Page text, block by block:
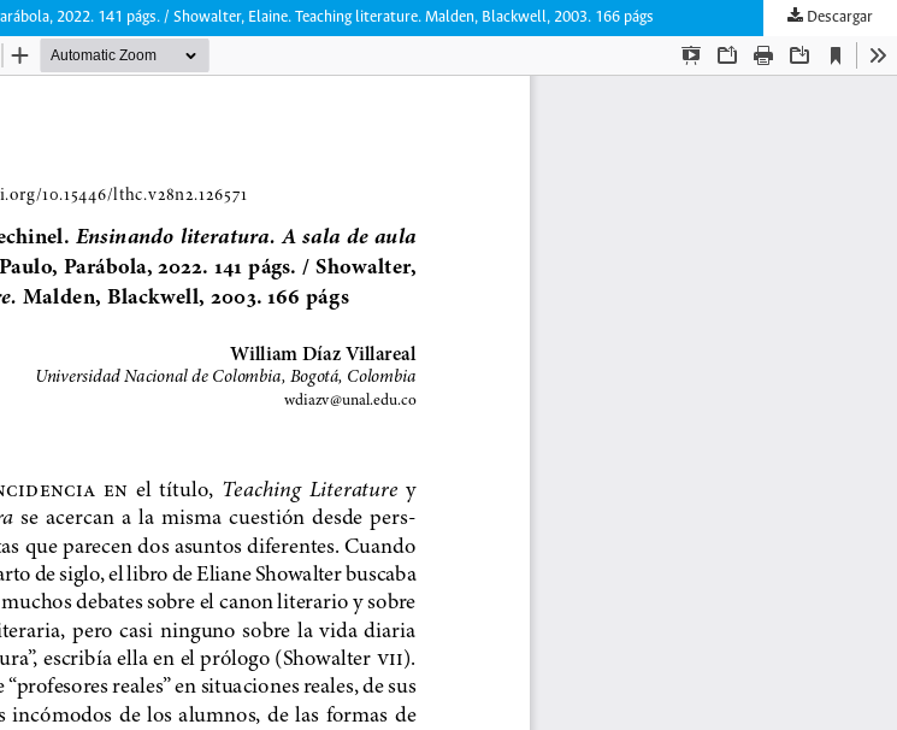
2022. 141 págs. / Showalter, Elaine. Teaching literature. Malden, Blackwell, 2003. 166 págs Descargar